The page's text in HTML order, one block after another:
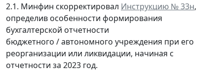
2.1. Минфин скорректировал Инструкцию № 33н,
определив особенности формирования
бухгалтерской отчетности
бюджетного / автономного учреждения при его
реорганизации или ликвидации, начиная с
отчетности за 2023 год.